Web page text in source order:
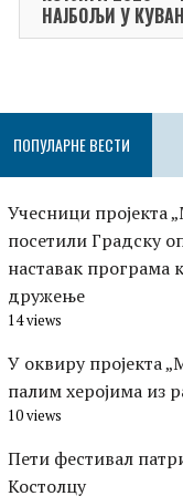
НАЈБОЉИ У
ПОПУЛАРНЕ ВЕСТИ
Учесници пројекта
посетили Градску
наставак програма
дружење
14 views
У оквиру пројекта
палим херојима из
10 views
Пети фестивал
Костолцу